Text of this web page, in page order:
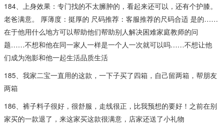
184、上身效果：专门找的不太臃肿的，看起来还可以，还有个护膝。
老爸满意。 厚薄度：挺厚的 尺码推荐：客服推荐的尺码合适 是的……
在于他用什么地方可以帮助他们帮助别人解决困难家庭教师的问
题……不想和他在同一家人一样是一个人一次就可以吗……不想让他
们成为泡影和他一起生活品质生活
185、我家二宝一直用的这款，一下子买了四箱，自己留两箱，帮朋友
两箱
186、裤子料子很好，很舒服，走线很正，比我预想的要好！之前在别
家买的一款退了，来这家买这款很满意，店家还送了小礼物